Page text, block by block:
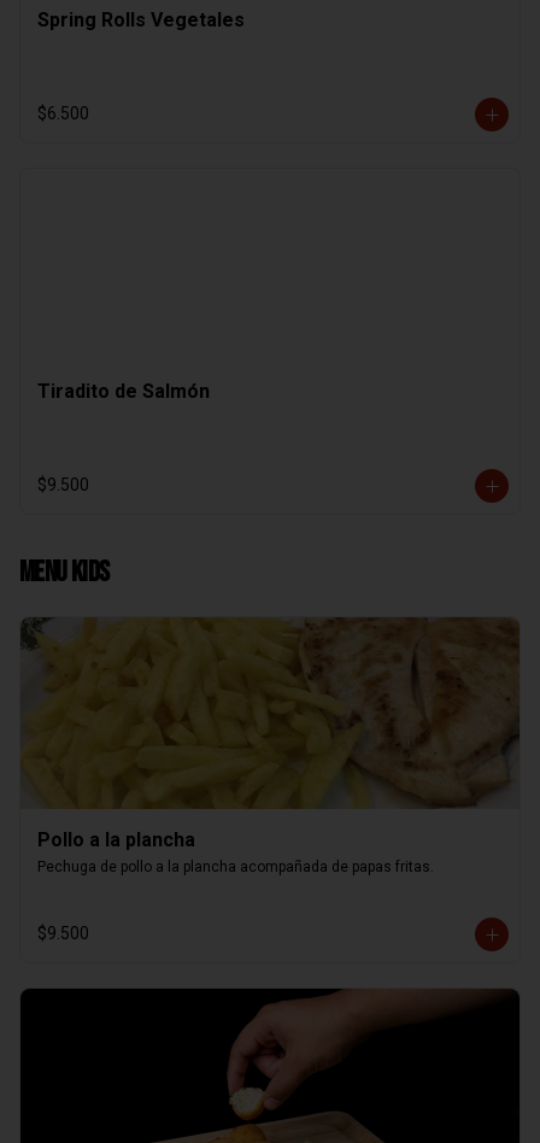
Spring Rolls Vegetales
$6.500
Tiradito de Salmón
$9.500
Menu Kids
Pollo a la plancha
Pechuga de pollo a la plancha acompañada de papas fritas.
$9.500